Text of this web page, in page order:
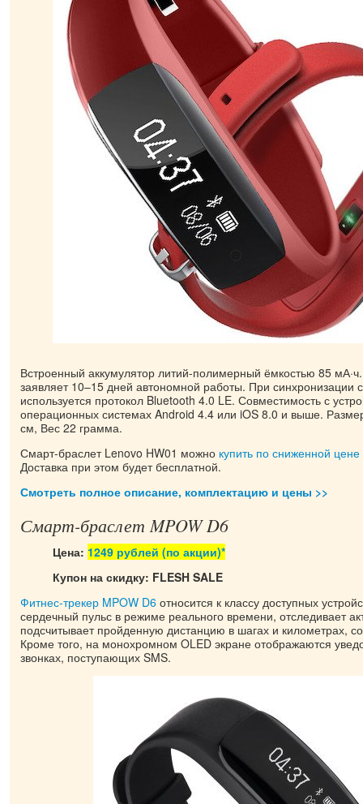
Встроенный аккумулятор литий-полимерный ёмкостью 85
заявляет 10–15 дней автономной работы. При синхронизации
используется протокол Bluetooth 4.0 LE. Совместимость с
операционных системах Android 4.4 или iOS 8.0 и выше.
см, Вес 22 грамма.
Смарт-браслет Lenovo HW01 можно купить по сниженной цене
Доставка при этом будет бесплатной.
Смотреть полное описание, комплектацию и цены >>
Смарт-браслет MPOW D6
Цена: 1249 рублей (по акции)*
Купон на скидку: FLESH SALE
Фитнес-трекер MPOW D6 относится к классу доступных
сердечный пульс в режиме реального времени, отследивает
подсчитывает пройденную дистанцию в шагах и километрах,
Кроме того, на монохромном OLED экране отображаются
звонках, поступающих SMS.